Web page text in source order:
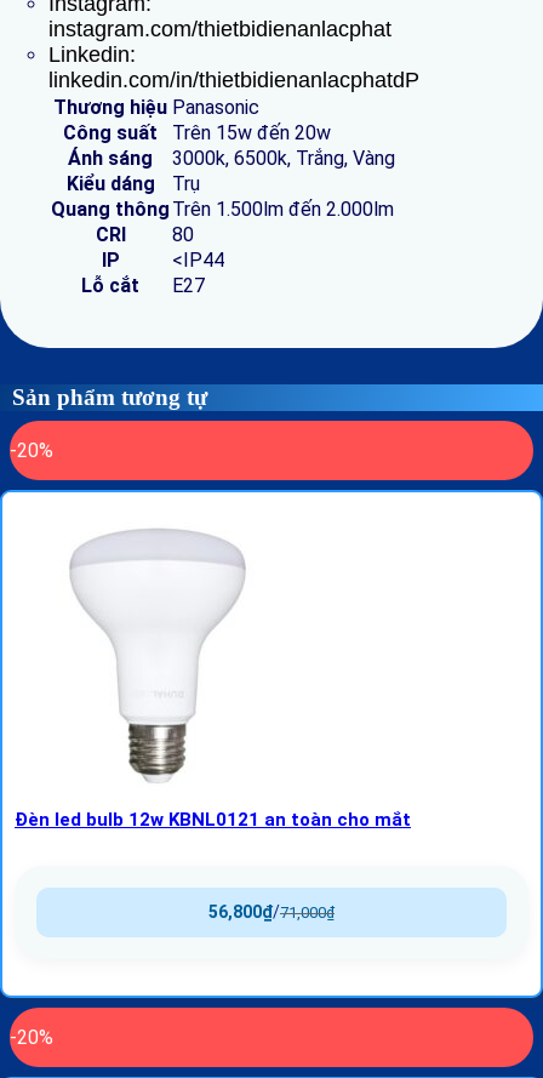
instagram.com/thietbidienanlacphat
Linkedin:
linkedin.com/in/thietbidienanlacphatdP
Thương hiệu Panasonic
Công suất
Trên 15w đến 20w
Ánh sáng
3000k, 6500k, Trắng, Vàng
Kiểu dáng
Trụ
Quang thông Trên 1.500lm đến 2.000lm
CRI
80
IP
<IP44
Lỗ cắt
E27
Sản phẩm tương tự
-20%
Đèn led bulb 12w KBNL0121 an toàn cho mắt
71,000₫
/
56,800₫
-20%